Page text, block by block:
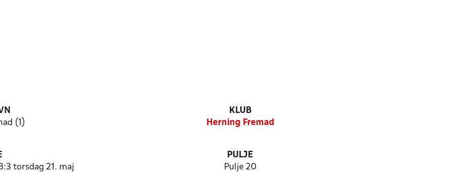
(1)
KLUB
Herning Fremad
torsdag 21. maj
PULJE
Pulje 20